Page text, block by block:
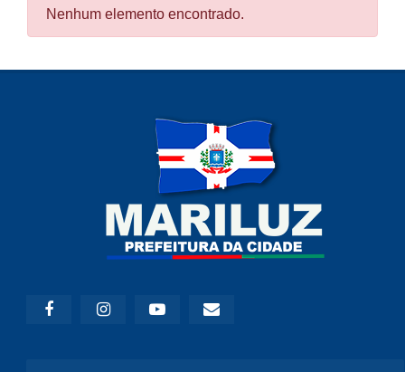
Nenhum elemento encontrado.